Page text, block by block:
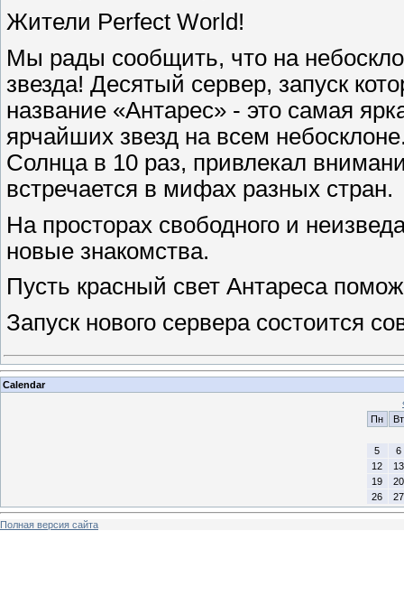
Жители Perfect World!
Мы рады сообщить, что на
звезда! Десятый сервер, запуск
название «Антарес» - это самая
ярчайших звезд на всем
Солнца в 10 раз, привлекал
встречается в мифах разных стран.
На просторах свободного и
новые знакомства.
Пусть красный свет Антареса
Запуск нового сервера состоится
Calendar
Пн
Вт
5
6
12
13
19
20
26
27
Полная версия сайта